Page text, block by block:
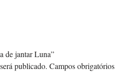
de jantar Luna”
publicado. Campos obrigatórios